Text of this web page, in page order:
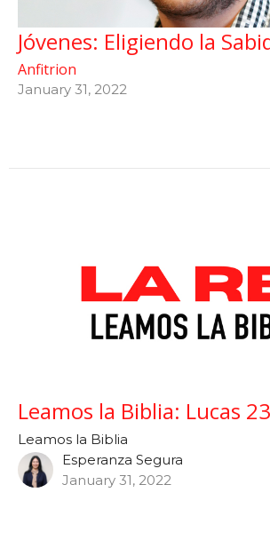
Jóvenes: Eligiendo la
Anfitrion
January 31, 2022
Leamos la Biblia: Lucas
Leamos la Biblia
Esperanza Segura
January 31, 2022